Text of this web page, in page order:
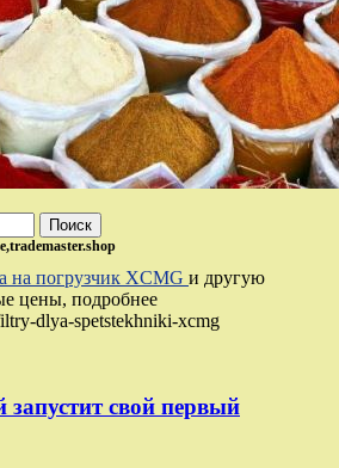
на погрузчик XCMG и другую
цены, подробнее
dlya-spetstekhniki-xcmg
запустит свой первый